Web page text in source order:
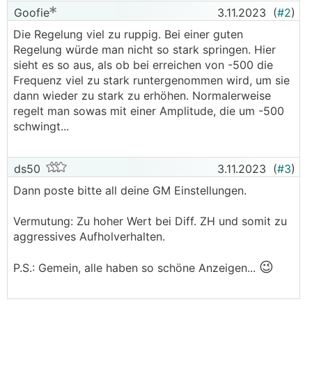
Goofie 3.11.2023 (#2)
Die Regelung viel zu ruppig. Bei einer guten
Regelung würde man nicht so stark springen. Hier
sieht es so aus, als ob bei erreichen von -500 die
Frequenz viel zu stark runtergenommen wird, um sie
dann wieder zu stark zu erhöhen. Normalerweise
regelt man sowas mit einer Amplitude, die um -500
schwingt...
ds50 3.11.2023 (#3)
Dann poste bitte all deine GM Einstellungen.
Vermutung: Zu hoher Wert bei Diff. ZH und somit zu
aggressives Aufholverhalten.
P.S.: Gemein, alle haben so schöne Anzeigen... 😉